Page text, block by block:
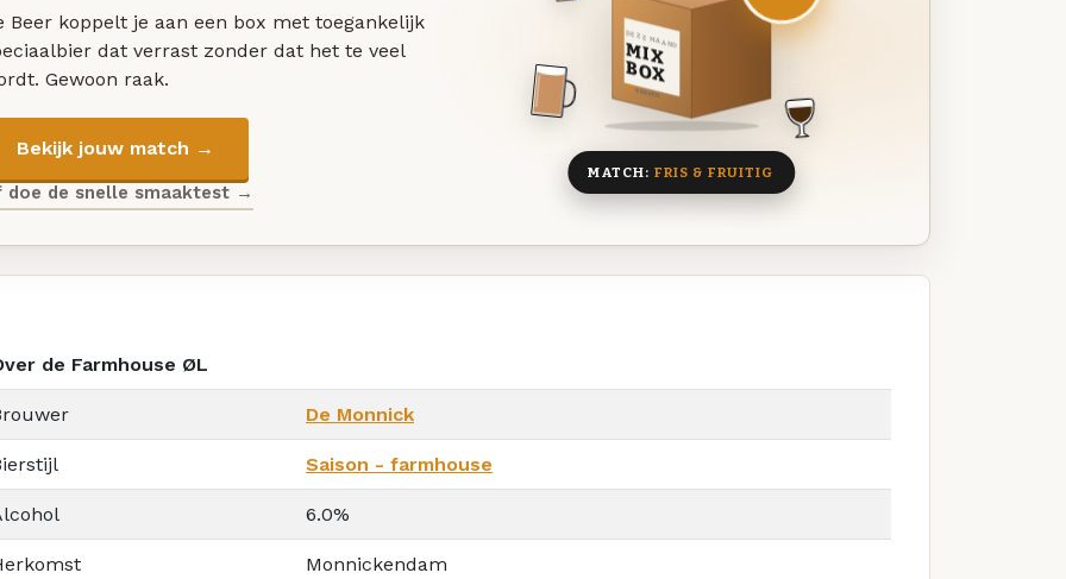
Beer koppelt je aan een box met toegankelijk
dat verrast zonder dat het te veel
Gewoon raak.
Bekijk jouw match →
doe de snelle smaaktest →
DEZE MAAND
MIX
BOX
8 BIEREN
MATCH: FRIS & FRUITIG
de Farmhouse ØL
De Monnick
Saison - farmhouse
6.0%
Monnickendam